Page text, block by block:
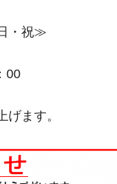
・祝≫
00
げます。